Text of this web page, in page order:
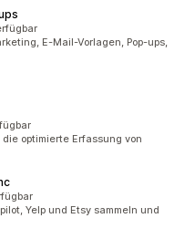
E-Mail-Vorlagen, Pop-ups,
optimierte Erfassung von
Yelp und Etsy sammeln und